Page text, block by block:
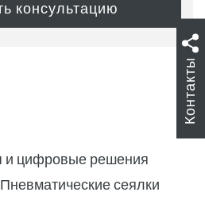
и цифровые решения
Пневматические сеялки
Контакты